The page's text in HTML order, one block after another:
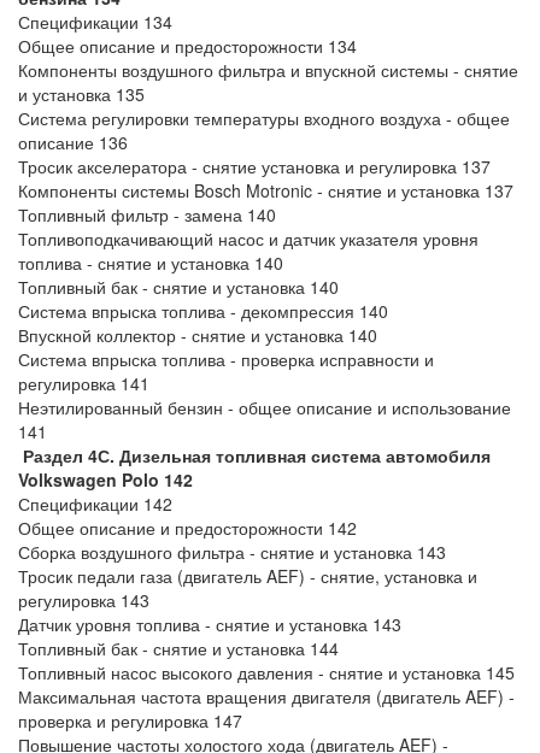
Спецификации 134
Общее описание и предосторожности 134
Компоненты воздушного фильтра и впускной системы - снятие
и установка 135
Система регулировки температуры входного воздуха - общее
описание 136
Тросик акселератора - снятие установка и регулировка 137
Компоненты системы Bosch Motronic - снятие и установка 137
Топливный фильтр - замена 140
Топливоподкачивающий насос и датчик указателя уровня
топлива - снятие и установка 140
Топливный бак - снятие и установка 140
Система впрыска топлива - декомпрессия 140
Впускной коллектор - снятие и установка 140
Система впрыска топлива - проверка исправности и
регулировка 141
Неэтилированный бензин - общее описание и использование
141
Раздел 4С. Дизельная топливная система автомобиля
Volkswagen Polo 142
Спецификации 142
Общее описание и предосторожности 142
Сборка воздушного фильтра - снятие и установка 143
Тросик педали газа (двигатель AEF) - снятие, установка и
регулировка 143
Датчик уровня топлива - снятие и установка 143
Топливный бак - снятие и установка 144
Топливный насос высокого давления - снятие и установка 145
Максимальная частота вращения двигателя (двигатель AEF) -
проверка и регулировка 147
Повышение частоты холостого хода (двигатель AEF) -